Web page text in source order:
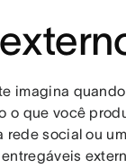
imagina
o que você
rede social ou